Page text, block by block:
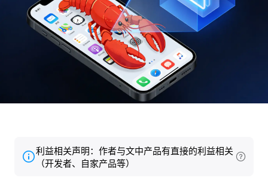
利益相关声明：作者与文中产品有直接的利益相关
（开发者、自家产品等）